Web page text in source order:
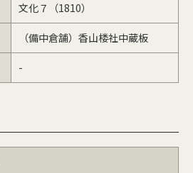
文化７（1810）
（備中倉舗）香山楼社中蔵板
-